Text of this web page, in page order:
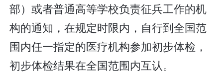
部）或者普通高等学校负责征兵工作的机
构的通知，在规定时限内，自行到全国范
围内任一指定的医疗机构参加初步体检，
初步体检结果在全国范围内互认。